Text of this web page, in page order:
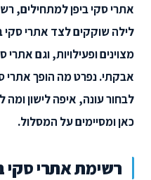
אתרי סקי ביפן למתחילים,
לילה שוקקים לצד אתרי סקי
מצוינים ופעילויות, וגם אתרי
אבקתי. נפרט מה הופך אתרי
לבחור עונה, איפה לישון
כאן ומסיימים על המסלול.
רשימת אתרי סקי